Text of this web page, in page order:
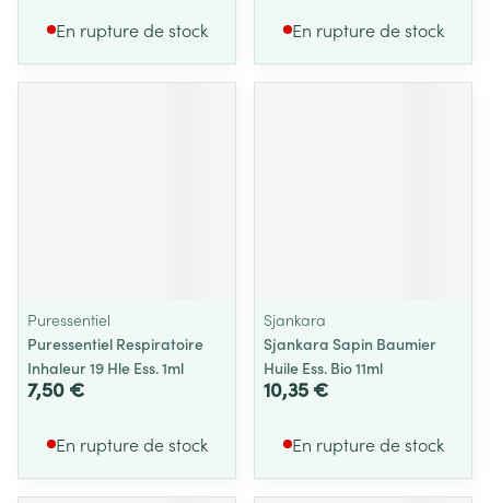
En rupture de stock En rupture de stock
Puressentiel
Puressentiel Respiratoire
Inhaleur 19 Hle Ess. 1ml
7,50 €
En rupture de stock
Sjankara
Sjankara Sapin Baumier
Huile Ess. Bio 11ml
10,35 €
En rupture de stock